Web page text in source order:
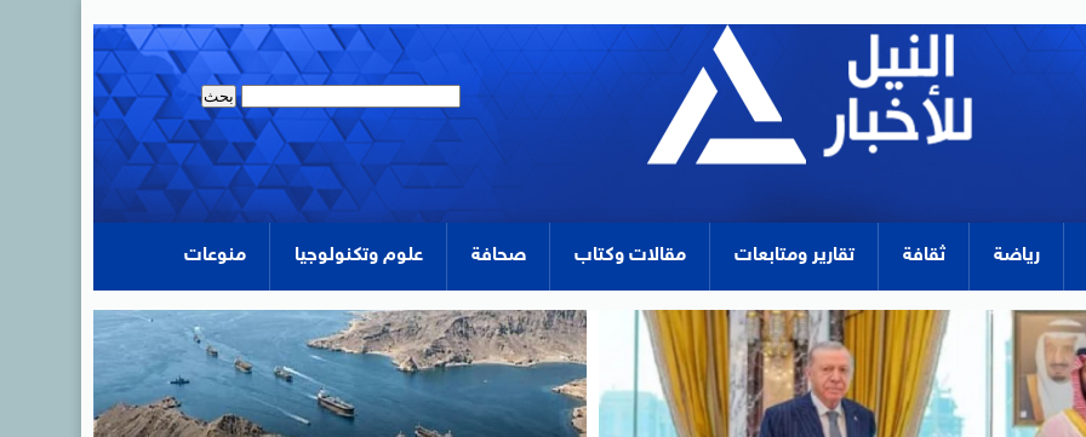
رياضة ثقافة تقارير ومتابعات مقالات وكتاب صحافة علوم وتكنولوجيا منوعات